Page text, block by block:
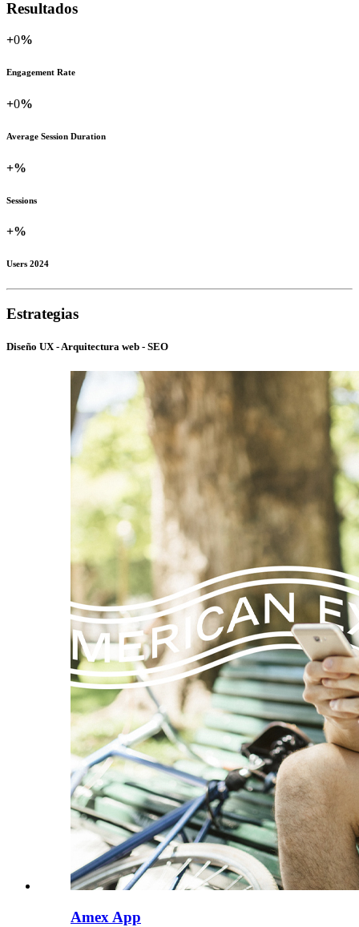
Resultados
+0%
Engagement Rate
+0%
Average Session Duration
+%
Sessions
+%
Users 2024
Estrategias
Diseño UX - Arquitectura web - SEO
Amex App